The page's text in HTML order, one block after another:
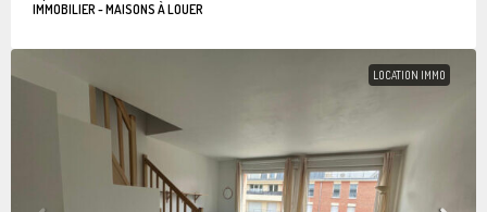
IMMOBILIER - MAISONS À LOUER
LOCATION IMMO